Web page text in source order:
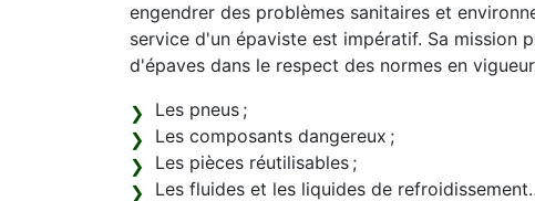
engendrer des problèmes sanitaires et
service d'un épaviste est impératif. Sa mission
d'épaves dans le respect des normes en
Les pneus ;
Les composants dangereux ;
Les pièces réutilisables ;
Les fluides et les liquides de